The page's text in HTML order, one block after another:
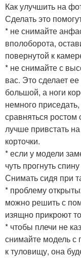
Как улучшить на
Сделать это
* не снимайте
вполоборота,
повернутой к
* не снимайте с
вас. Это сделает
большой, а ноги
немного
сравняться
лучше привстать
корточки.
* если у модели
чуть прогнуть
Снимать сидя при
* проблему
можно решить с
изящно прикроют
* чтобы плечи не
снимайте модель с
к туловищу, она